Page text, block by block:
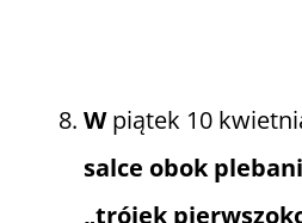
Wpiątek 10
salce obok
„trójek